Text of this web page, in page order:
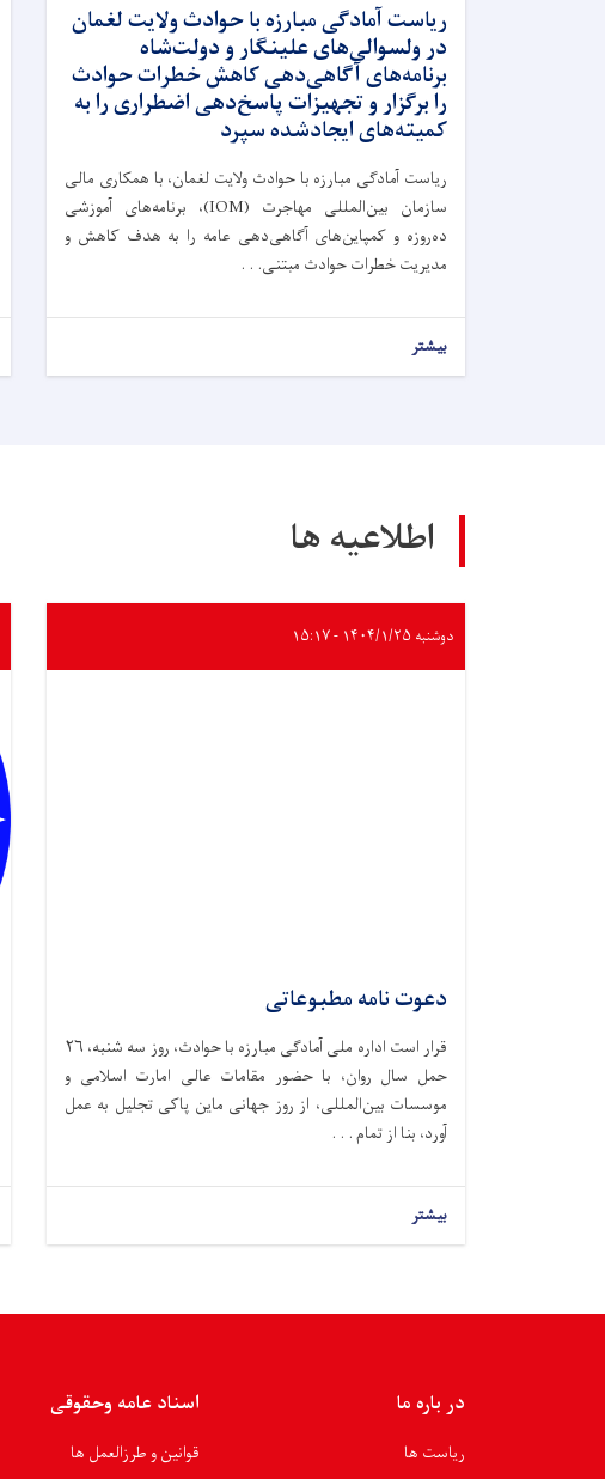
ریاست آمادگی مبارزه با حوادث ولایت لغمان
در ولسوالی‌های علینگار و دولت‌شاه
برنامه‌های آگاهی‌دهی کاهش خطرات حوادث
را برگزار و تجهیزات پاسخ‌دهی اضطراری را به
کمیته‌های ایجادشده سپرد
ریاست آمادگی مبارزه با حوادث ولایت لغمان، با همکاری مالی
سازمان بین‌المللی مهاجرت (IOM)، برنامه‌های آموزشی
ده‌روزه و کمپاین‌های آگاهی‌دهی عامه را به هدف کاهش و
مدیریت خطرات حوادث مبتنی. . .
بیشتر
اطلاعیه ها
دوشنبه ۱۴۰۴/۱/۲۵ - ۱۵:۱۷
دعوت نامه مطبوعاتی
قرار است اداره ملی آمادگی مبارزه با حوادث،‌ روز سه شنبه، ۲۶
حمل سال روان، با حضور مقامات عالی امارت اسلامی و
موسسات بین‌المللی، از روز جهانی ماین پاکی تجلیل به عمل
آورد، بنا از تمام . . .
بیشتر
در باره ما
ریاست ها
اسناد عامه وحقوقی
قوانین و طرزالعمل ها